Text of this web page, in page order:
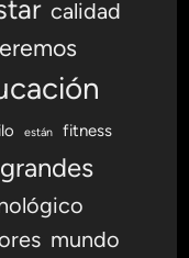
calidad
están fitness
grandes
mundo